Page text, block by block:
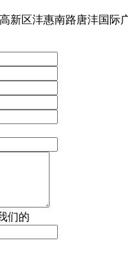
新区沣惠南路唐沣国际
们的